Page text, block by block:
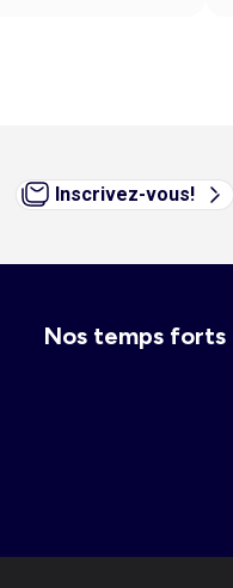
Inscrivez-vous!
Nos temps forts